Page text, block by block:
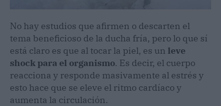
No hay estudios que afirmen o descarten el
tema beneficioso de la ducha fría, pero lo que sí
está claro es que al tocar la piel, es un leve
shock para el organismo. Es decir, el cuerpo
reacciona y responde masivamente al estrés y
esto hace que se eleve el ritmo cardíaco y
aumenta la circulación.